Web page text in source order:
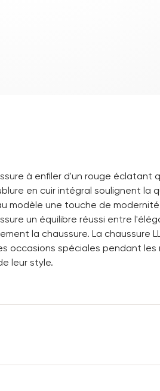
à enfiler d'un rouge éclatant
en cuir intégral soulignent la
modèle une touche de
un équilibre réussi entre
la chaussure. La chaussure
occasions spéciales pendant les
leur style.
Dessus: